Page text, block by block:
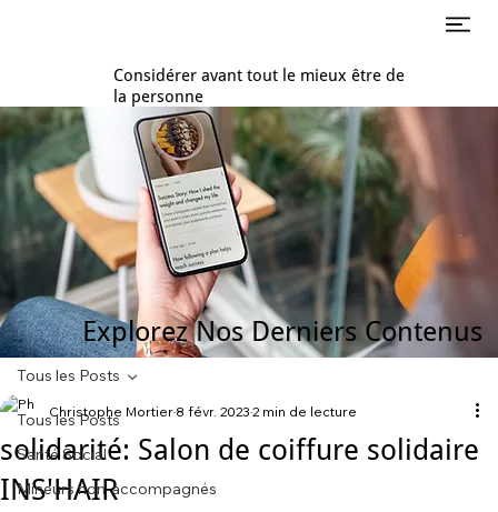
Considérer avant tout le mieux être de
la personne
Explorez Nos Derniers Contenus
Tous les Posts
Santé Social
Mineurs non-accompagnés
Tous les Posts
solidarité: Salon de coiffure solidaire
INS'HAIR
Christophe Mortier 8 févr. 2023 2 min de lecture